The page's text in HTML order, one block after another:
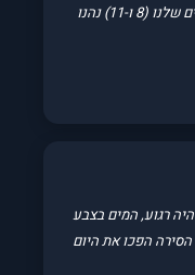
והלגונה עצמה — פשוט מהפנטת. הילדים שלנו (8 ו-11) נהנו
בספטמבר 2025. הים היה רגוע, המים בצבע
הפכו את היום